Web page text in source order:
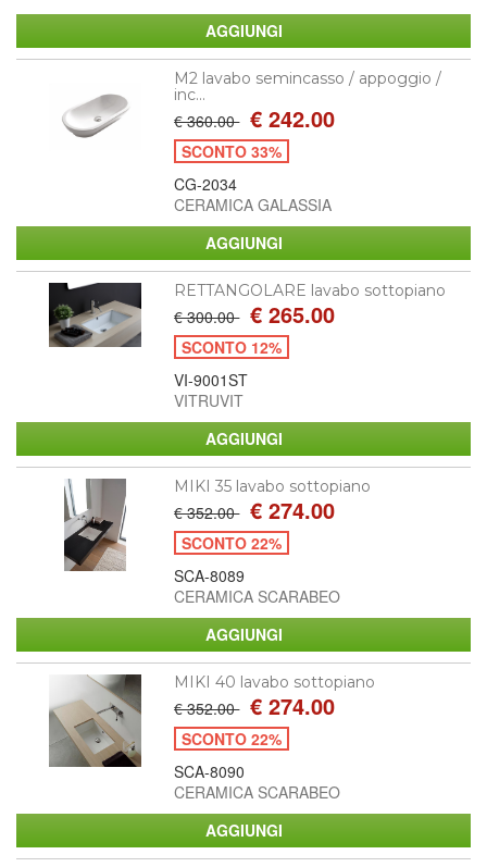
M2 lavabo semincasso / appoggio /
inc...
€ 360.00 € 242.00
SCONTO 33%
CG-2034
CERAMICA GALASSIA
RETTANGOLARE lavabo sottopiano
€ 300.00 € 265.00
SCONTO 12%
VI-9001ST
VITRUVIT
MIKI 35 lavabo sottopiano
€ 352.00 € 274.00
SCONTO 22%
SCA-8089
CERAMICA SCARABEO
MIKI 40 lavabo sottopiano
€ 352.00 € 274.00
SCONTO 22%
SCA-8090
CERAMICA SCARABEO